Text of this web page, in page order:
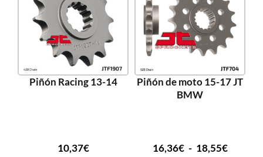
Piñón Racing 13-14
10,37€
Piñón de moto 15-17 JT
BMW
16,36€ - 18,55€